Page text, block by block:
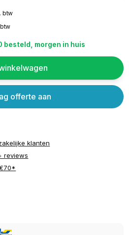
btw
besteld, morgen in huis
offerte aan
klanten
reviews